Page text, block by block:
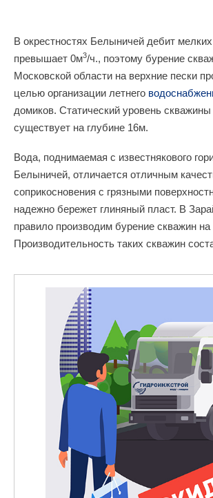
В окрестностях Белыничей дебит
превышает 0м3/ч., поэтому бурение
Московской области на верхние пески
целью организации летнего
домиков. Статический уровень
существует на глубине 16м.
Вода, поднимаемая с известнякового
Белыничей, отличается отличным
соприкосновения с грязными
надежно бережет глиняный пласт. В
правило производим бурение скважин на
Производительность таких скважин